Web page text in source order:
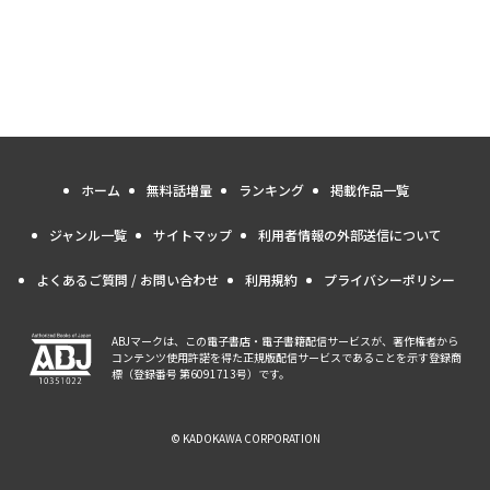
ホーム 無料話増量 ランキング 掲載作品一覧
ジャンル一覧 サイトマップ 利用者情報の外部送信について
よくあるご質問 / お問い合わせ 利用規約 プライバシーポリシー
ABJマークは、この電子書店・電子書籍配信サービスが、著作権者から
コンテンツ使用許諾を得た正規版配信サービスであることを示す登録商
標（登録番号 第6091713号）です。
© KADOKAWA CORPORATION